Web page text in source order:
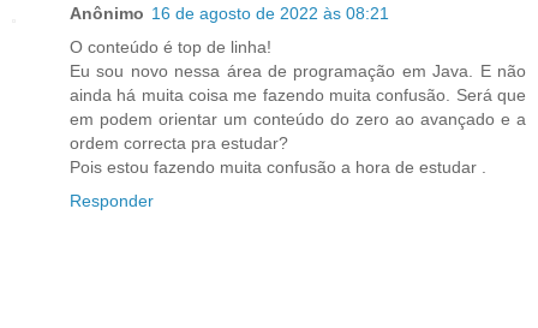
Anônimo 16 de agosto de 2022 às 08:21
O conteúdo é top de linha!
Eu sou novo nessa área de programação em Java. E não
ainda há muita coisa me fazendo muita confusão. Será que
em podem orientar um conteúdo do zero ao avançado e a
ordem correcta pra estudar?
Pois estou fazendo muita confusão a hora de estudar .
Responder